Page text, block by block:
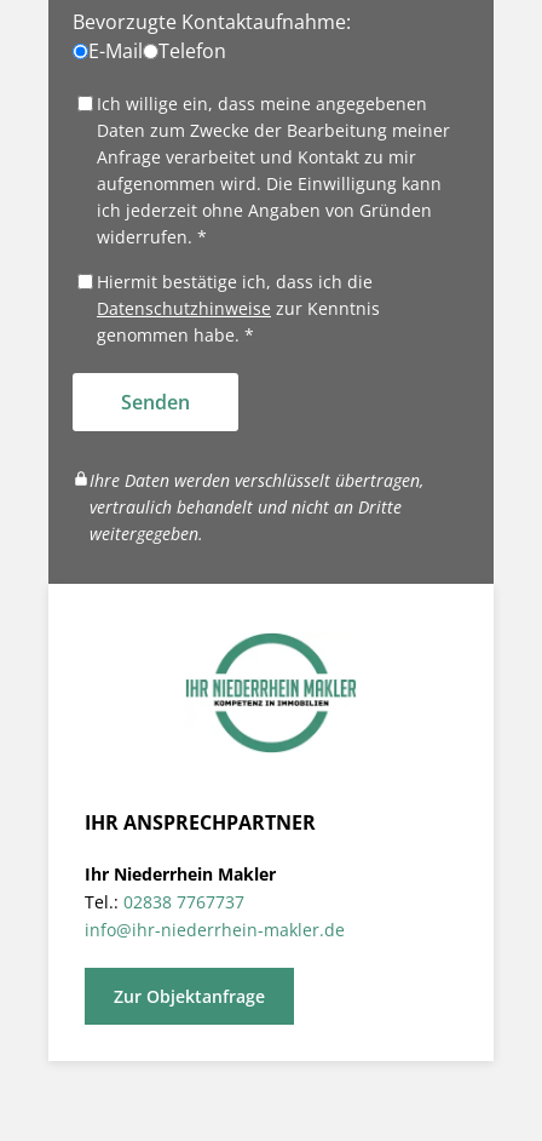
Bevorzugte Kontaktaufnahme:
E-Mail
Telefon
Ich willige ein, dass meine angegebenen
Daten zum Zwecke der Bearbeitung meiner
Anfrage verarbeitet und Kontakt zu mir
aufgenommen wird. Die Einwilligung kann
ich jederzeit ohne Angaben von Gründen
widerrufen. *
Hiermit bestätige ich, dass ich die
Datenschutzhinweise zur Kenntnis
genommen habe. *
Senden
Ihre Daten werden verschlüsselt übertragen,
vertraulich behandelt und nicht an Dritte
weitergegeben.
IHR ANSPRECHPARTNER
Ihr Niederrhein Makler
Tel.: 02838 7767737
info@ihr-niederrhein-makler.de
Zur Objektanfrage